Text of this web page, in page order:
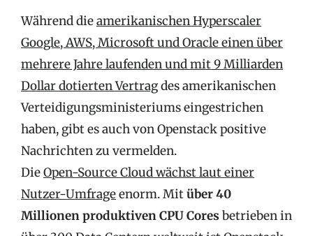
Während dieamerikanischen Hyperscaler
Google, AWS, Microsoft und Oracle einen über
mehrere Jahre laufenden und mit 9 Milliarden
Dollar dotierten Vertragdes amerikanischen
Verteidigungsministeriums eingestrichen
haben, gibt es auch von Openstack positive
Nachrichten zu vermelden.
DieOpen-Source Cloud wächst laut einer
Nutzer-Umfrageenorm. Mitüber 40
Millionen produktiven CPU Cores betrieben in